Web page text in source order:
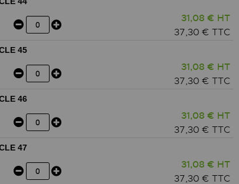
31,08 € HT
37,30 € TTC
45
31,08 € HT
37,30 € TTC
46
31,08 € HT
37,30 € TTC
47
31,08 € HT
37,30 € TTC